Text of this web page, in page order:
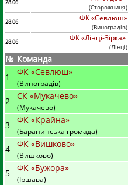
28.06
(Сторожниця)
28.06
ФК «Севлюш»
(Виноградів)
28.06
ФК «Лінці-Зірка»
(Лінці)
№ Команда
1
ФК «Севлюш»
(Виноградів)
2 СК «Мукачево»
(Мукачево)
3 ФК «Крайна»
(Баранинська громада)
4 ФК «Вишково»
(Вишково)
5 ФК «Бужора»
(Іршава)